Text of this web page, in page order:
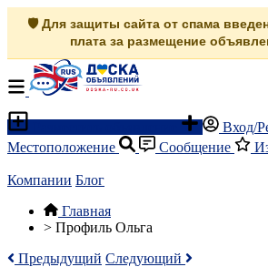
🛡️ Для защиты сайта от спама
плата за размещение
Вход/
Местоположение
Сообщение
Компании Блог
Главная
> Профиль Ольга
Предыдущий Следующий